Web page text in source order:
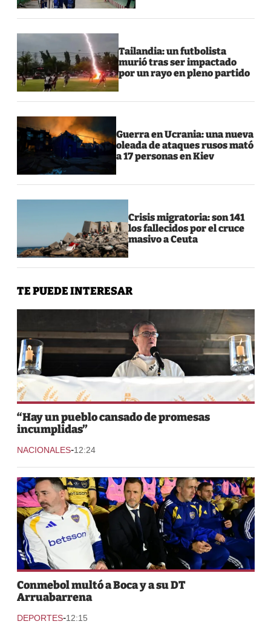
Tailandia: un futbolista
murió tras ser impactado
por un rayo en pleno partido
Guerra en Ucrania: una nueva
oleada de ataques rusos mató
a 17 personas en Kiev
Crisis migratoria: son 141
los fallecidos por el cruce
masivo a Ceuta
TE PUEDE INTERESAR
“Hay un pueblo cansado de promesas
incumplidas”
NACIONALES-12:24
Conmebol multó a Boca y a su DT
Arruabarrena
DEPORTES-12:15